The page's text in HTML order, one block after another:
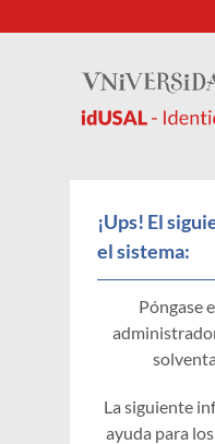
¡Ups! El
el sistema:
Póngase
La siguiente
ayuda para